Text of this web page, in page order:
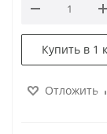
Купить в 1
Отложить